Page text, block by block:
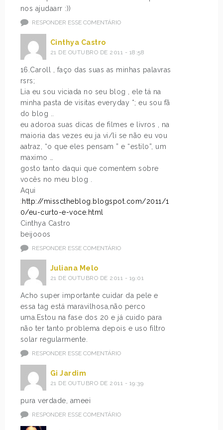
nos ajudaarr :))
RESPONDER ESSE COMENTÁRIO
Cinthya Castro
21 DE OUTUBRO DE 2011 - 18:58
16.Caroll , faço das suas as minhas palavras
rsrs;
Lia eu sou viciada no seu blog , ele tá na
minha pasta de visitas everyday *; eu sou fã
do blog ..
eu adoroa suas dicas de filmes e livros , na
maioria das vezes eu ja vi/li se não eu vou
aatraz, “o que eles pensam ” e “estilo”, um
maximo …
gosto tanto daqui que comentem sobre
vocês no meu blog .
Aqui
:http://missctheblog.blogspot.com/2011/1
0/eu-curto-e-voce.html
Cinthya Castro
beijooos
RESPONDER ESSE COMENTÁRIO
Juliana Melo
21 DE OUTUBRO DE 2011 - 19:01
Acho super importante cuidar da pele e
essa tag está maravilhosa,não perco
uma.Estou na fase dos 20 e já cuido para
não ter tanto problema depois e uso filtro
solar regularmente.
RESPONDER ESSE COMENTÁRIO
Gi Jardim
21 DE OUTUBRO DE 2011 - 19:39
pura verdade, ameei
RESPONDER ESSE COMENTÁRIO